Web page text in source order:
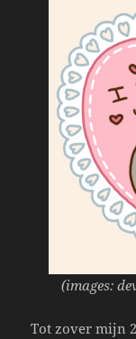
(images:
Tot zover mijn